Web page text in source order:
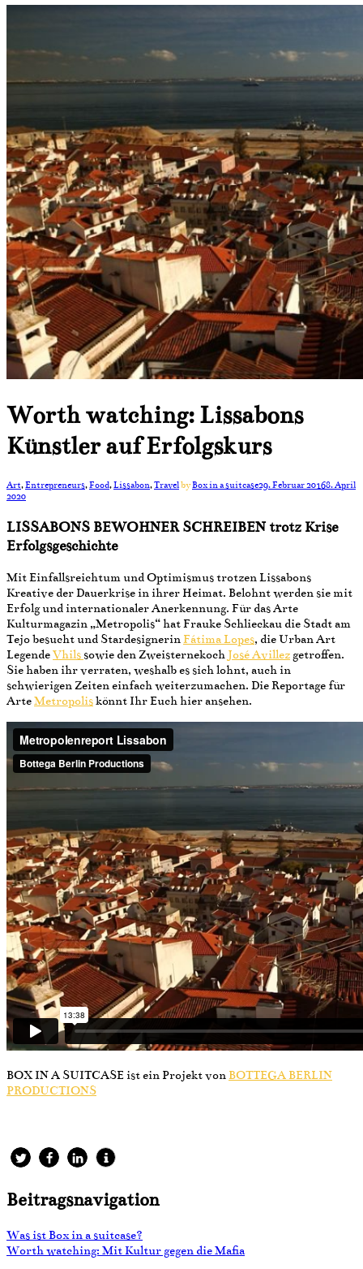
Worth watching: Lissabons
Künstler auf Erfolgskurs
Art,Entrepreneurs,Food,Lissabon,TravelbyBox in a suitcase29. Februar 20168. April
2020
LISSABONS BEWOHNER SCHREIBEN trotz Krise
Erfolgsgeschichte
Mit Einfallsreichtum und Optimismus trotzen Lissabons
Kreative der Dauerkrise in ihrer Heimat. Belohnt werden sie mit
Erfolg und internationaler Anerkennung. Für das Arte
Kulturmagazin „Metropolis“ hat Frauke Schlieckau die Stadt am
Tejo besucht und StardesignerinFátima Lopes, die Urban Art
LegendeVhils sowie den Zweisternekoch José Avillez getroffen.
Sie haben ihr verraten, weshalb es sich lohnt, auch in
schwierigen Zeiten einfach weiterzumachen. Die Reportage für
ArteMetropoliskönnt Ihr Euch hier ansehen.
BOX IN A SUITCASE ist ein Projekt vonBOTTEGA BERLIN
PRODUCTIONS
Beitragsnavigation
Was ist Box in a suitcase?
Worth watching: Mit Kultur gegen die Mafia